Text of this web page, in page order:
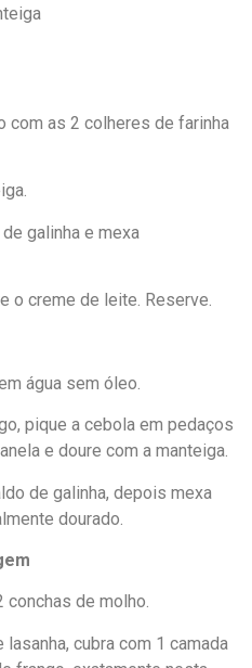
com as 2 colheres de farinha
galinha e mexa
o creme de leite. Reserve.
água sem óleo.
pique a cebola em pedaços
e doure com a manteiga.
de galinha, depois mexa
dourado.
conchas de molho.
cubra com 1 camada